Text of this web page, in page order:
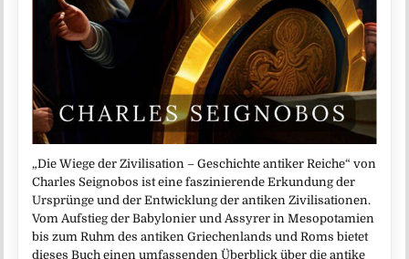
„Die Wiege der Zivilisation – Geschichte antiker Reiche“ von
Charles Seignobos ist eine faszinierende Erkundung der
Ursprünge und der Entwicklung der antiken Zivilisationen.
Vom Aufstieg der Babylonier und Assyrer in Mesopotamien
bis zum Ruhm des antiken Griechenlands und Roms bietet
dieses Buch einen umfassenden Überblick über die antike